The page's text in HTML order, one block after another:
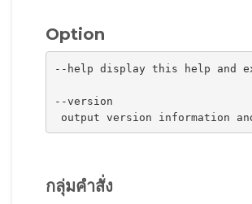
Option
--help display this help and
--version
output version information
กลุ่มคำสั่ง